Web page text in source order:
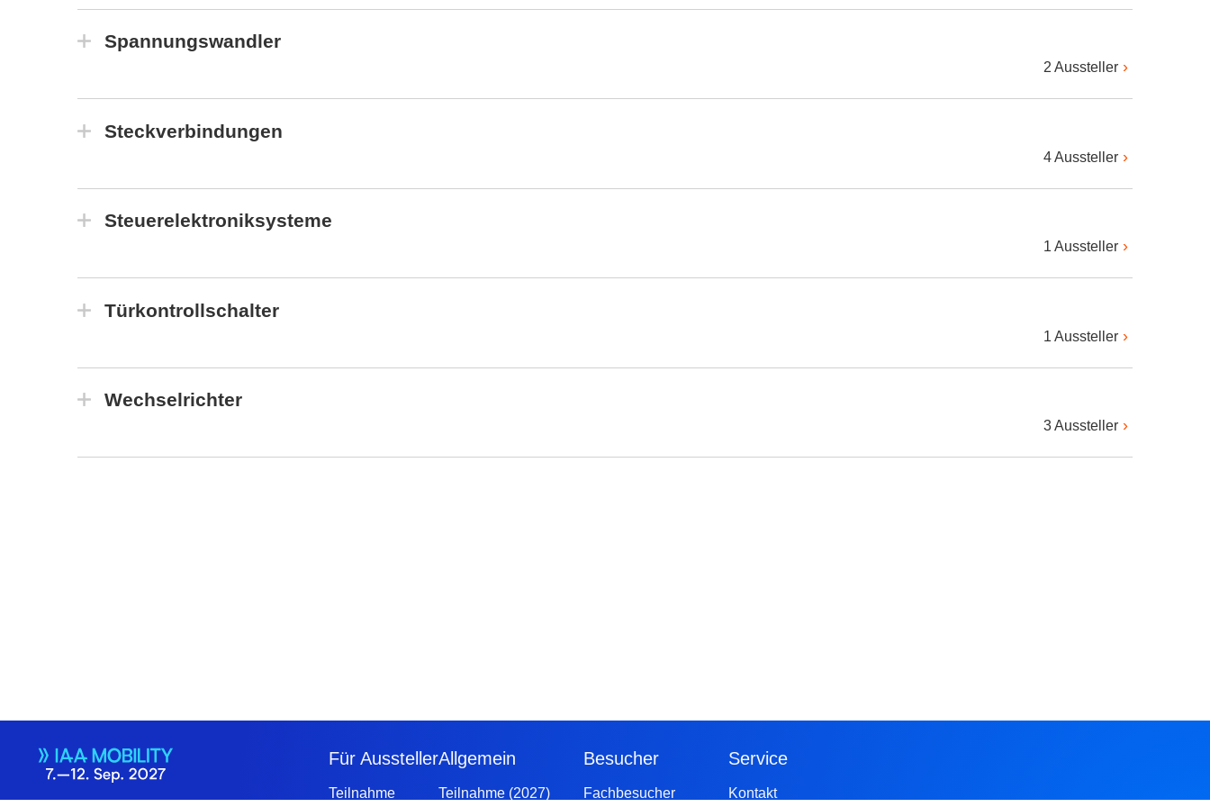
Spannungswandler
2 Aussteller
Steckverbindungen
4 Aussteller
Steuerelektroniksysteme
1 Aussteller
Türkontrollschalter
1 Aussteller
Wechselrichter
3 Aussteller